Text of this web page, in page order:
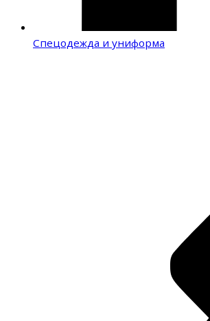
Спецодежда и униформа